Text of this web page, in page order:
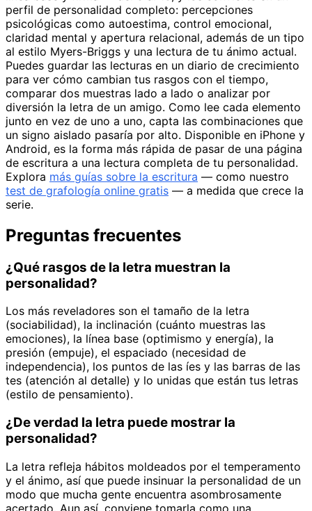
perfil de personalidad completo: percepciones
psicológicas como autoestima, control emocional,
claridad mental y apertura relacional, además de un tipo
al estilo Myers-Briggs y una lectura de tu ánimo actual.
Puedes guardar las lecturas en un diario de crecimiento
para ver cómo cambian tus rasgos con el tiempo,
comparar dos muestras lado a lado o analizar por
diversión la letra de un amigo. Como lee cada elemento
junto en vez de uno a uno, capta las combinaciones que
un signo aislado pasaría por alto. Disponible en iPhone y
Android, es la forma más rápida de pasar de una página
de escritura a una lectura completa de tu personalidad.
Explora más guías sobre la escritura — como nuestro
test de grafología online gratis — a medida que crece la
serie.
Preguntas frecuentes
¿Qué rasgos de la letra muestran la
personalidad?
Los más reveladores son el tamaño de la letra
(sociabilidad), la inclinación (cuánto muestras las
emociones), la línea base (optimismo y energía), la
presión (empuje), el espaciado (necesidad de
independencia), los puntos de las íes y las barras de las
tes (atención al detalle) y lo unidas que están tus letras
(estilo de pensamiento).
¿De verdad la letra puede mostrar la
personalidad?
La letra refleja hábitos moldeados por el temperamento
y el ánimo, así que puede insinuar la personalidad de un
modo que mucha gente encuentra asombrosamente
acertado. Aun así, conviene tomarla como una